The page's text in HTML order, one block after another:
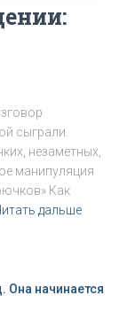
сыграли.
незаметных,
манипуляция
Как
дальше
Она начинается